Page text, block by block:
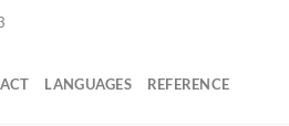
LANGUAGES REFERENCE